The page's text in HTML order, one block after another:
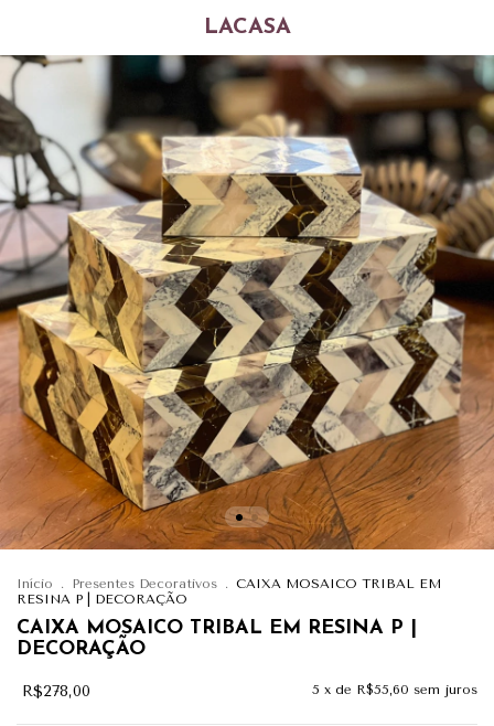
LACASA
Início . Presentes Decorativos . CAIXA MOSAICO TRIBAL EM
RESINA P | DECORAÇÃO
CAIXA MOSAICO TRIBAL EM RESINA P |
DECORAÇÃO
R$278,00 5 x de R$55,60 sem juros